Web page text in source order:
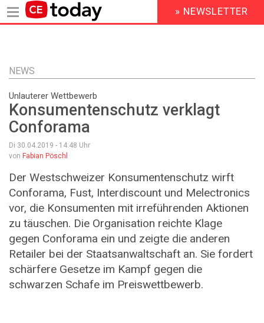
Inhalt
HEADER
MENU
» NEWSLETTER
NEWS
Unlauterer Wettbewerb
Konsumentenschutz verklagt
Conforama
Di 30.04.2019 - 14:48 Uhr
von Fabian Pöschl
Der Westschweizer Konsumentenschutz wirft
Conforama, Fust, Interdiscount und Melectronics
vor, die Konsumenten mit irreführenden Aktionen
zu täuschen. Die Organisation reichte Klage
gegen Conforama ein und zeigte die anderen
Retailer bei der Staatsanwaltschaft an. Sie fordert
schärfere Gesetze im Kampf gegen die
schwarzen Schafe im Preiswettbewerb.